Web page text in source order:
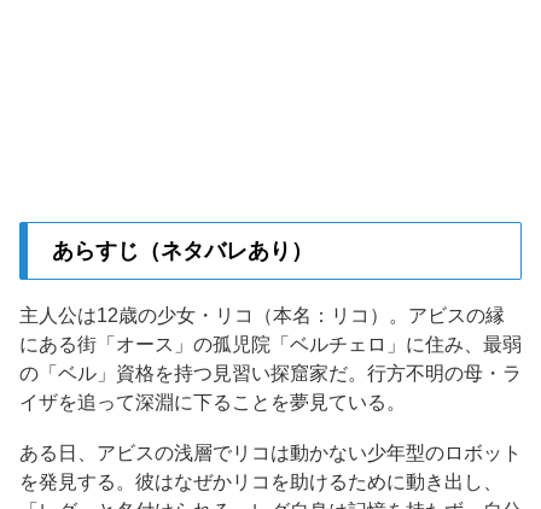
あらすじ（ネタバレあり）
主人公は12歳の少女・リコ（本名：リコ）。アビスの縁
にある街「オース」の孤児院「ベルチェロ」に住み、最弱
の「ベル」資格を持つ見習い探窟家だ。行方不明の母・ラ
イザを追って深淵に下ることを夢見ている。
ある日、アビスの浅層でリコは動かない少年型のロボット
を発見する。彼はなぜかリコを助けるために動き出し、